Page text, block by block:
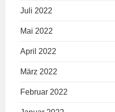
Juli 2022
Mai 2022
April 2022
März 2022
Februar 2022